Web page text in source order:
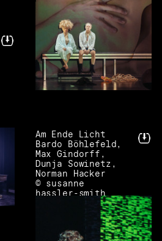
Am Ende Licht
Bardo Böhlefeld,
Max Gindorff,
Dunja Sowinetz,
Norman Hacker
© susanne
hassler-smith